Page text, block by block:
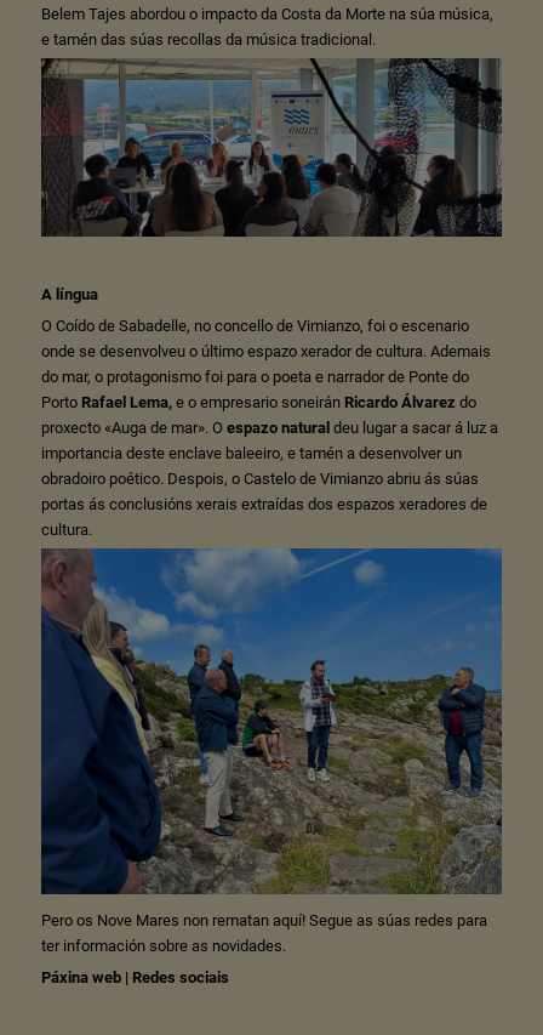
Belem Tajes abordou o impacto da Costa da Morte na súa música,
e tamén das súas recollas da música tradicional.
A língua
O Coído de Sabadelle, no concello de Vimianzo, foi o escenario
onde se desenvolveu o último espazo xerador de cultura. Ademais
do mar, o protagonismo foi para o poeta e narrador de Ponte do
Porto Rafael Lema,e o empresario soneirán Ricardo Álvarez do
proxecto «Auga de mar». O espazo naturaldeu lugar a sacar á luz a
importancia deste enclave baleeiro, e tamén a desenvolver un
obradoiro poético. Despois, o Castelo de Vimianzo abriu ás súas
portas ás conclusións xerais extraídas dos espazos xeradores de
cultura.
Pero os Nove Mares non rematan aquí! Segue as súas redes para
ter información sobre as novidades.
Páxina web| Redes sociais